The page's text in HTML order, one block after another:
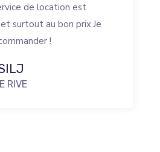
de location est
surtout au bon prix.Je
!
RIVE